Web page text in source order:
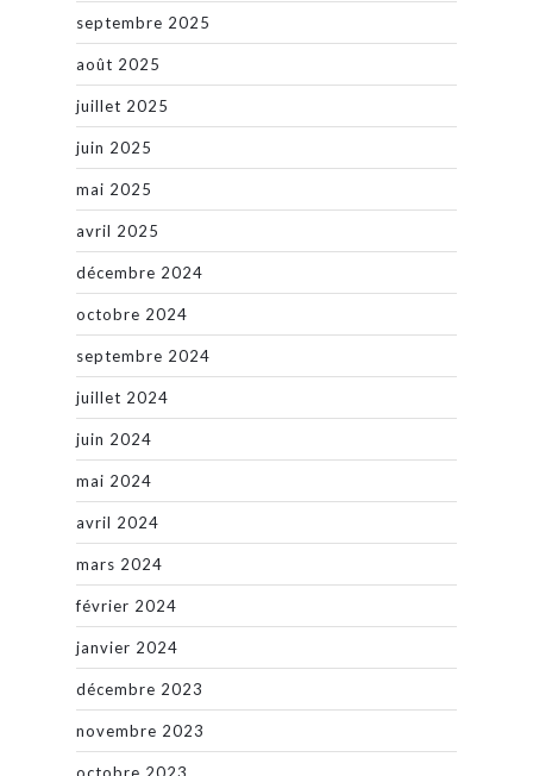
septembre 2025
août 2025
juillet 2025
juin 2025
mai 2025
avril 2025
décembre 2024
octobre 2024
septembre 2024
juillet 2024
juin 2024
mai 2024
avril 2024
mars 2024
février 2024
janvier 2024
décembre 2023
novembre 2023
octobre 2023